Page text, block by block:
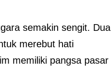
semakin sengit. Dua
merebut hati
memiliki pangsa pasar